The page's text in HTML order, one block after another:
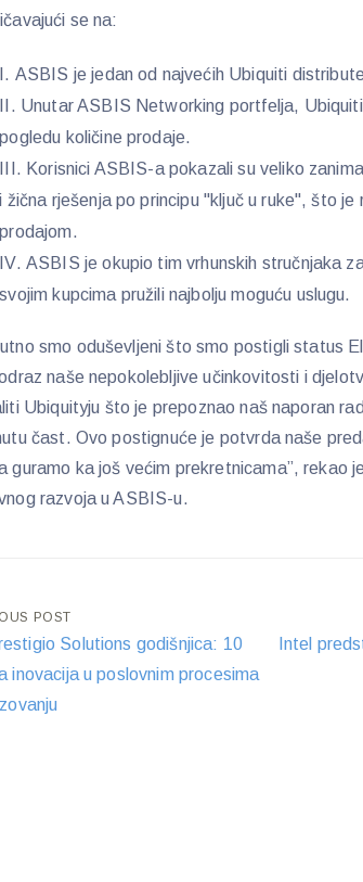
se na:
ASBIS je jedan od najvećih Ubiquiti
Unutar ASBIS Networking portfelja,
pogledu količine prodaje.
Korisnici ASBIS-a pokazali su veliko
i žična rješenja po principu "ključ u ruke", što je
prodajom.
ASBIS je okupio tim vrhunskih stručnjaka
svojim kupcima pružili najbolju moguću uslugu.
smo oduševljeni što smo postigli status
naše nepokolebljive učinkovitosti i
Ubiquityju što je prepoznao naš naporan
čast. Ovo postignuće je potvrda naše
guramo ka još većim prekretnicama”, rekao
razvoja u ASBIS-u.
POST
Solutions godišnjica: 10
inovacija u poslovnim procesima
Intel